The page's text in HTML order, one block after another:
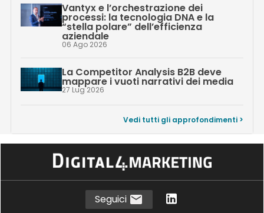
Vantyx e l’orchestrazione dei
processi: la tecnologia DNA e la
“stella polare” dell’efficienza
aziendale
06 Ago 2026
La Competitor Analysis B2B deve
mappare i vuoti narrativi dei media
27 Lug 2026
Vedi tutti gli approfondimenti >
Seguici